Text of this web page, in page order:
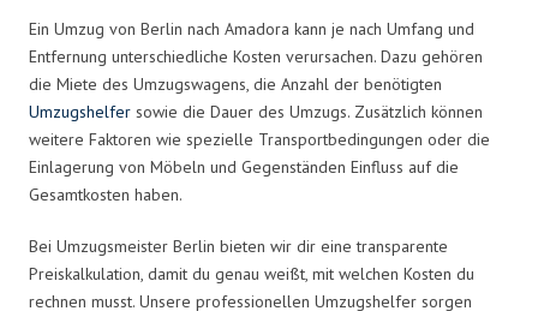
Ein Umzug von Berlin nach Amadora kann je nach Umfang und
Entfernung unterschiedliche Kosten verursachen. Dazu gehören
die Miete des Umzugswagens, die Anzahl der benötigten
Umzugshelfer sowie die Dauer des Umzugs. Zusätzlich können
weitere Faktoren wie spezielle Transportbedingungen oder die
Einlagerung von Möbeln und Gegenständen Einfluss auf die
Gesamtkosten haben.
Bei Umzugsmeister Berlin bieten wir dir eine transparente
Preiskalkulation, damit du genau weißt, mit welchen Kosten du
rechnen musst. Unsere professionellen Umzugshelfer sorgen